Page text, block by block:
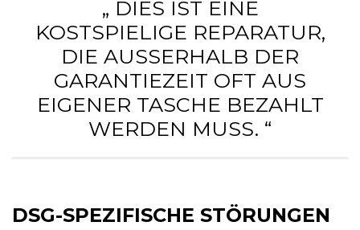
„ DIES IST EINE
KOSTSPIELIGE REPARATUR,
DIE AUSSERHALB DER G
ARANTIEZEIT OFT AUS E
IGENER TASCHE BEZAHLT W
ERDEN MUSS. “
DSG-SPEZIFISCHE STÖRUNGEN